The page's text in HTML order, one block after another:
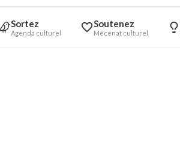
Sortez
Agenda culturel
Soutenez
Mécénat culturel